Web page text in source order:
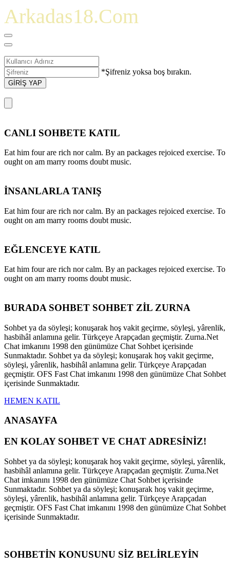
Arkadas18.Com
*Şifreniz yoksa boş bırakın.
GİRİŞ YAP
CANLI SOHBETE KATIL
Eat him four are rich nor calm. By an packages rejoiced exercise. To
ought on am marry rooms doubt music.
İNSANLARLA TANIŞ
Eat him four are rich nor calm. By an packages rejoiced exercise. To
ought on am marry rooms doubt music.
EĞLENCEYE KATIL
Eat him four are rich nor calm. By an packages rejoiced exercise. To
ought on am marry rooms doubt music.
BURADA SOHBET SOHBET ZİL ZURNA
Sohbet ya da söyleşi; konuşarak hoş vakit geçirme, söyleşi, yârenlik,
hasbihâl anlamına gelir. Türkçeye Arapçadan geçmiştir. Zurna.Net
Chat imkanını 1998 den günümüze Chat Sohbet içerisinde
Sunmaktadır. Sohbet ya da söyleşi; konuşarak hoş vakit geçirme,
söyleşi, yârenlik, hasbihâl anlamına gelir. Türkçeye Arapçadan
geçmiştir. OFS Fast Chat imkanını 1998 den günümüze Chat Sohbet
içerisinde Sunmaktadır.
HEMEN KATIL
ANASAYFA
EN KOLAY SOHBET VE CHAT ADRESİNİZ!
Sohbet ya da söyleşi; konuşarak hoş vakit geçirme, söyleşi, yârenlik,
hasbihâl anlamına gelir. Türkçeye Arapçadan geçmiştir. Zurna.Net
Chat imkanını 1998 den günümüze Chat Sohbet içerisinde
Sunmaktadır. Sohbet ya da söyleşi; konuşarak hoş vakit geçirme,
söyleşi, yârenlik, hasbihâl anlamına gelir. Türkçeye Arapçadan
geçmiştir. OFS Fast Chat imkanını 1998 den günümüze Chat Sohbet
içerisinde Sunmaktadır.
SOHBETİN KONUSUNU SİZ BELİRLEYİN